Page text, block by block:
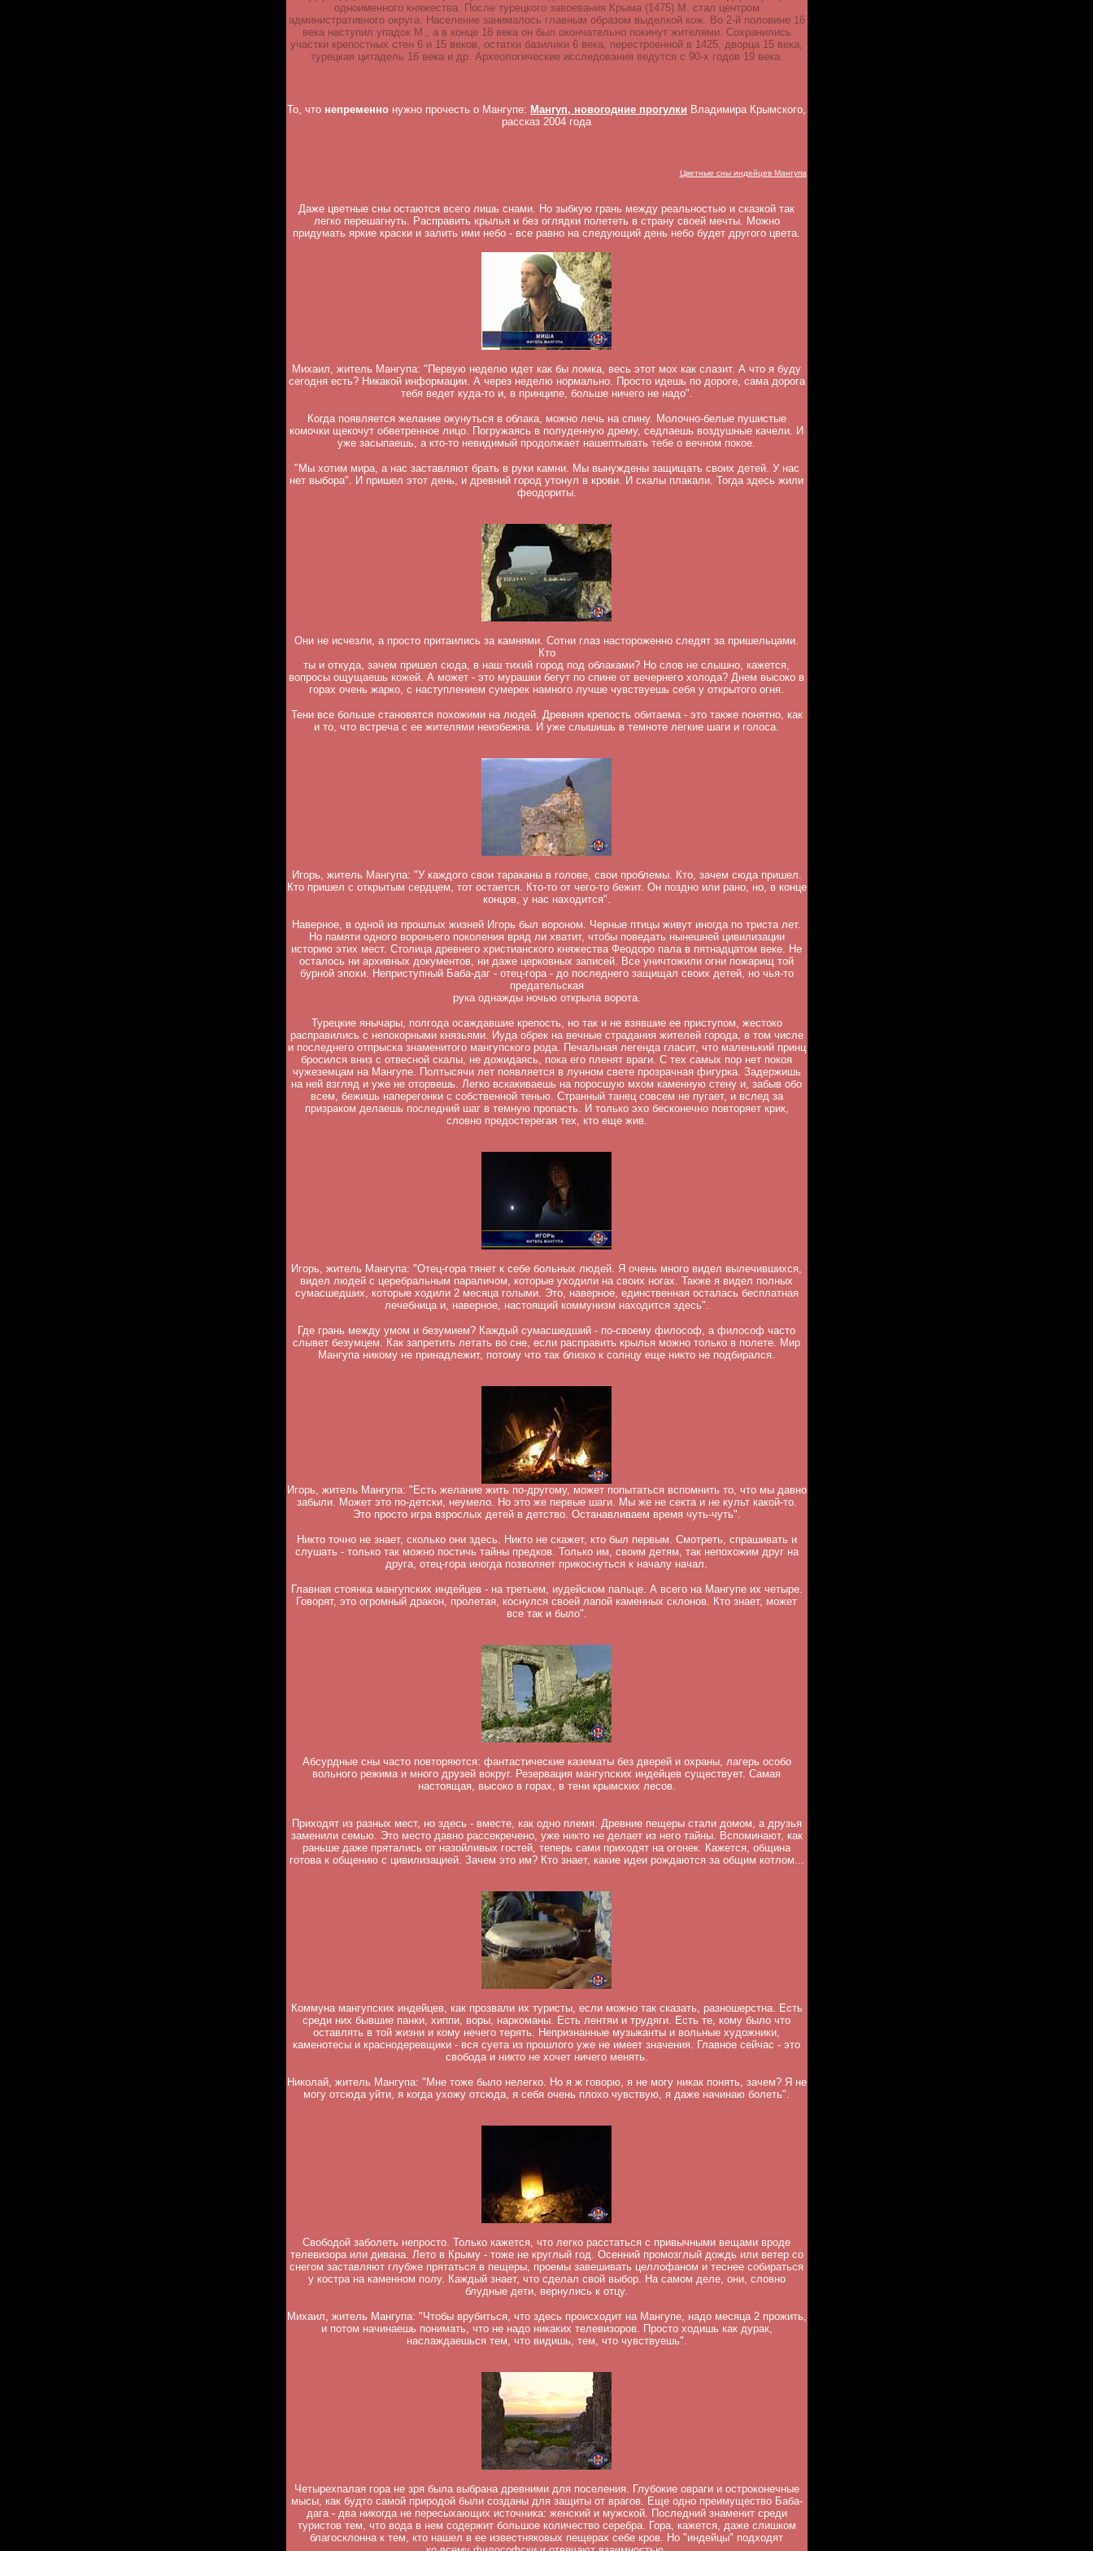
одноименного княжества. После турецкого завоевания Крыма (1475) М. стал центром
административного округа. Население занималось главным образом выделкой кож. Во 2-й половине 16
века наступил упадок М., а в конце 18 века он был окончательно покинут жителями. Сохранились
участки крепостных стен 6 и 15 веков, остатки базилики 6 века, перестроенной в 1425, дворца 15 века,
турецкая цитадель 16 века и др. Археологические исследования ведутся с 90-х годов 19 века.
То, что непременно нужно прочесть о Мангупе: Мангуп, новогодние прогулки Владимира Крымского,
рассказ 2004 года
Цветные сны индейцев Мангупа
Даже цветные сны остаются всего лишь снами. Но зыбкую грань между реальностью и сказкой так
легко перешагнуть. Расправить крылья и без оглядки полететь в страну своей мечты. Можно
придумать яркие краски и залить ими небо - все равно на следующий день небо будет другого цвета.
Михаил, житель Мангупа: "Первую неделю идет как бы ломка, весь этот мох как слазит. А что я буду
сегодня есть? Никакой информации. А через неделю нормально. Просто идешь по дороге, сама дорога
тебя ведет куда-то и, в принципе, больше ничего не надо".
Когда появляется желание окунуться в облака, можно лечь на спину. Молочно-белые пушистые
комочки щекочут обветренное лицо. Погружаясь в полуденную дрему, седлаешь воздушные качели. И
уже засыпаешь, а кто-то невидимый продолжает нашептывать тебе о вечном покое.
"Мы хотим мира, а нас заставляют брать в руки камни. Мы вынуждены защищать своих детей. У нас
нет выбора". И пришел этот день, и древний город утонул в крови. И скалы плакали. Тогда здесь жили
феодориты.
Они не исчезли, а просто притаились за камнями. Сотни глаз настороженно следят за пришельцами.
Кто
ты и откуда, зачем пришел сюда, в наш тихий город под облаками? Но слов не слышно, кажется,
вопросы ощущаешь кожей. А может - это мурашки бегут по спине от вечернего холода? Днем высоко в
горах очень жарко, с наступлением сумерек намного лучше чувствуешь себя у открытого огня.
Тени все больше становятся похожими на людей. Древняя крепость обитаема - это также понятно, как
и то, что встреча с ее жителями неизбежна. И уже слышишь в темноте легкие шаги и голоса.
Игорь, житель Мангупа: "У каждого свои тараканы в голове, свои проблемы. Кто, зачем сюда пришел.
Кто пришел с открытым сердцем, тот остается. Кто-то от чего-то бежит. Он поздно или рано, но, в конце
концов, у нас находится".
Наверное, в одной из прошлых жизней Игорь был вороном. Черные птицы живут иногда по триста лет.
Но памяти одного вороньего поколения вряд ли хватит, чтобы поведать нынешней цивилизации
историю этих мест. Столица древнего христианского княжества Феодоро пала в пятнадцатом веке. Не
осталось ни архивных документов, ни даже церковных записей. Все уничтожили огни пожарищ той
бурной эпохи. Неприступный Баба-даг - отец-гора - до последнего защищал своих детей, но чья-то
предательская
рука однажды ночью открыла ворота.
Турецкие янычары, полгода осаждавшие крепость, но так и не взявшие ее приступом, жестоко
расправились с непокорными князьями. Иуда обрек на вечные страдания жителей города, в том числе
и последнего отпрыска знаменитого мангупского рода. Печальная легенда гласит, что маленький принц
бросился вниз с отвесной скалы, не дожидаясь, пока его пленят враги. С тех самых пор нет покоя
чужеземцам на Мангупе. Полтысячи лет появляется в лунном свете прозрачная фигурка. Задержишь
на ней взгляд и уже не оторвешь. Легко вскакиваешь на поросшую мхом каменную стену и, забыв обо
всем, бежишь наперегонки с собственной тенью. Странный танец совсем не пугает, и вслед за
призраком делаешь последний шаг в темную пропасть. И только эхо бесконечно повторяет крик,
словно предостерегая тех, кто еще жив.
Игорь, житель Мангупа: "Отец-гора тянет к себе больных людей. Я очень много видел вылечившихся,
видел людей с церебральным параличом, которые уходили на своих ногах. Также я видел полных
сумасшедших, которые ходили 2 месяца голыми. Это, наверное, единственная осталась бесплатная
лечебница и, наверное, настоящий коммунизм находится здесь".
Где грань между умом и безумием? Каждый сумасшедший - по-своему философ, а философ часто
слывет безумцем. Как запретить летать во сне, если расправить крылья можно только в полете. Мир
Мангупа никому не принадлежит, потому что так близко к солнцу еще никто не подбирался.
Игорь, житель Мангупа: "Есть желание жить по-другому, может попытаться вспомнить то, что мы давно
забыли. Может это по-детски, неумело. Но это же первые шаги. Мы же не секта и не культ какой-то.
Это просто игра взрослых детей в детство. Останавливаем время чуть-чуть".
Никто точно не знает, сколько они здесь. Никто не скажет, кто был первым. Смотреть, спрашивать и
слушать - только так можно постичь тайны предков. Только им, своим детям, так непохожим друг на
друга, отец-гора иногда позволяет прикоснуться к началу начал.
Главная стоянка мангупских индейцев - на третьем, иудейском пальце. А всего на Мангупе их четыре.
Говорят, это огромный дракон, пролетая, коснулся своей лапой каменных склонов. Кто знает, может
все так и было".
Абсурдные сны часто повторяются: фантастические казематы без дверей и охраны, лагерь особо
вольного режима и много друзей вокруг. Резервация мангупских индейцев существует. Самая
настоящая, высоко в горах, в тени крымских лесов.
Приходят из разных мест, но здесь - вместе, как одно племя. Древние пещеры стали домом, а друзья
заменили семью. Это место давно рассекречено, уже никто не делает из него тайны. Вспоминают, как
раньше даже прятались от назойливых гостей, теперь сами приходят на огонек. Кажется, община
готова к общению с цивилизацией. Зачем это им? Кто знает, какие идеи рождаются за общим котлом...
Коммуна мангупских индейцев, как прозвали их туристы, если можно так сказать, разношерстна. Есть
среди них бывшие панки, хиппи, воры, наркоманы. Есть лентяи и трудяги. Есть те, кому было что
оставлять в той жизни и кому нечего терять. Непризнанные музыканты и вольные художники,
каменотесы и краснодеревщики - вся суета из прошлого уже не имеет значения. Главное сейчас - это
свобода и никто не хочет ничего менять.
Николай, житель Мангупа: "Мне тоже было нелегко. Но я ж говорю, я не могу никак понять, зачем? Я не
могу отсюда уйти, я когда ухожу отсюда, я себя очень плохо чувствую, я даже начинаю болеть".
Свободой заболеть непросто. Только кажется, что легко расстаться с привычными вещами вроде
телевизора или дивана. Лето в Крыму - тоже не круглый год. Осенний промозглый дождь или ветер со
снегом заставляют глубже прятаться в пещеры, проемы завешивать целлофаном и теснее собираться
у костра на каменном полу. Каждый знает, что сделал свой выбор. На самом деле, они, словно
блудные дети, вернулись к отцу.
Михаил, житель Мангупа: "Чтобы врубиться, что здесь происходит на Мангупе, надо месяца 2 прожить,
и потом начинаешь понимать, что не надо никаких телевизоров. Просто ходишь как дурак,
наслаждаешься тем, что видишь, тем, что чувствуешь".
Четырехпалая гора не зря была выбрана древними для поселения. Глубокие овраги и остроконечные
мысы, как будто самой природой были созданы для защиты от врагов. Еще одно преимущество Баба-
дага - два никогда не пересыхающих источника: женский и мужской. Последний знаменит среди
туристов тем, что вода в нем содержит большое количество серебра. Гора, кажется, даже слишком
благосклонна к тем, кто нашел в ее известняковых пещерах себе кров. Но "индейцы" подходят